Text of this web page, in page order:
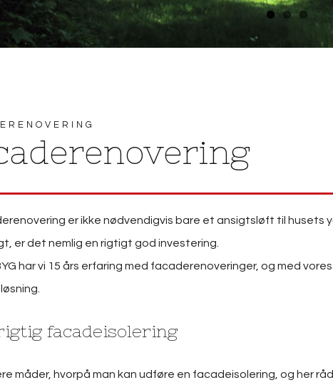
er ikke nødvendigvis bare et ansigtsløft til
er det nemlig en rigtigt god investering.
har vi 15 års erfaring med facaderenoveringer, og med
facadeisolering
måder, hvorpå man kan udføre en facadeisolering, og her